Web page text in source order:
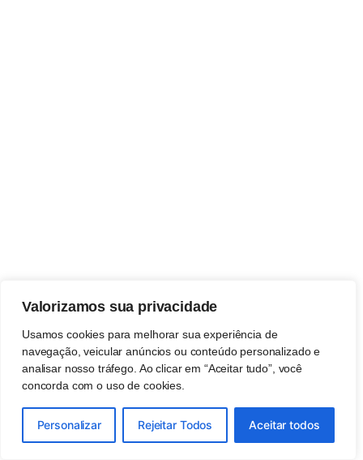
Valorizamos sua privacidade
Usamos cookies para melhorar sua experiência de
navegação, veicular anúncios ou conteúdo personalizado e
analisar nosso tráfego. Ao clicar em “Aceitar tudo”, você
concorda com o uso de cookies.
Personalizar Rejeitar Todos Aceitar todos